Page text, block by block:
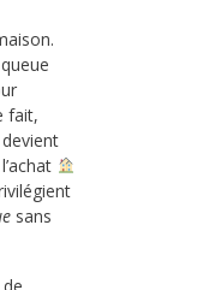
fait,
devient
sans